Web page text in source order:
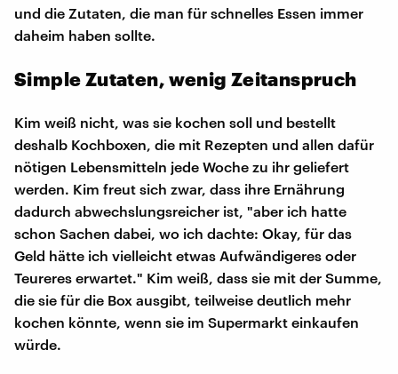
und die Zutaten, die man für schnelles Essen immer
daheim haben sollte.
Simple Zutaten, wenig Zeitanspruch
Kim weiß nicht, was sie kochen soll und bestellt
deshalb Kochboxen, die mit Rezepten und allen dafür
nötigen Lebensmitteln jede Woche zu ihr geliefert
werden. Kim freut sich zwar, dass ihre Ernährung
dadurch abwechslungsreicher ist, "aber ich hatte
schon Sachen dabei, wo ich dachte: Okay, für das
Geld hätte ich vielleicht etwas Aufwändigeres oder
Teureres erwartet." Kim weiß, dass sie mit der Summe,
die sie für die Box ausgibt, teilweise deutlich mehr
kochen könnte, wenn sie im Supermarkt einkaufen
würde.